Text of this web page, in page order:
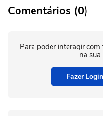
Comentários (0)
Para poder interagir
na sua
Fazer